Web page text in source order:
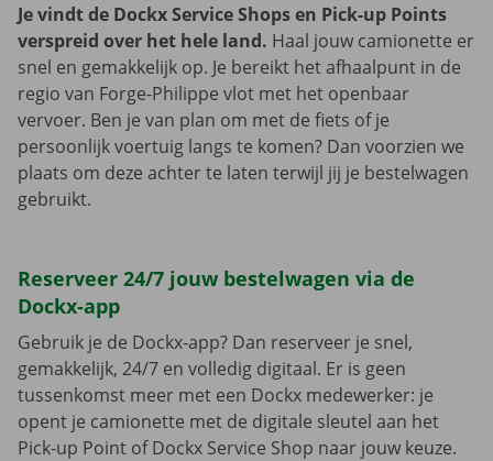
Je vindt de Dockx Service Shops en Pick-up Points
verspreid over het hele land. Haal jouw camionette er
snel en gemakkelijk op. Je bereikt het afhaalpunt in de
regio van Forge-Philippe vlot met het openbaar
vervoer. Ben je van plan om met de fiets of je
persoonlijk voertuig langs te komen? Dan voorzien we
plaats om deze achter te laten terwijl jij je bestelwagen
gebruikt.
Reserveer 24/7 jouw bestelwagen via de
Dockx-app
Gebruik je de Dockx-app? Dan reserveer je snel,
gemakkelijk, 24/7 en volledig digitaal. Er is geen
tussenkomst meer met een Dockx medewerker: je
opent je camionette met de digitale sleutel aan het
Pick-up Point of Dockx Service Shop naar jouw keuze.